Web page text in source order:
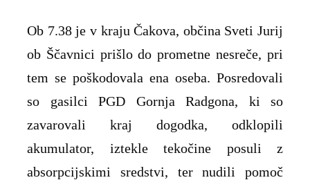
Ob 7.38 je v kraju Čakova, občina Sveti Jurij
ob Ščavnici prišlo do prometne nesreče, pri
tem se poškodovala ena oseba. Posredovali
so gasilci PGD Gornja Radgona, ki so
zavarovali kraj dogodka, odklopili
akumulator, iztekle tekočine posuli z
absorpcijskimi sredstvi, ter nudili pomoč